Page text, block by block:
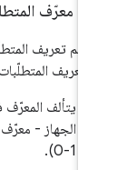
معرّف المتطلبات
رقم تعريف
تعريف المتطلّبات
يتألف المعرّف في